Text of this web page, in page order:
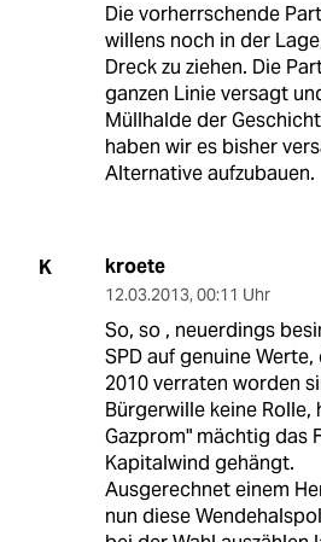
Die vorherrschende
willens noch in der
Dreck zu ziehen. Die
ganzen Linie versagt
Müllhalde der
haben wir es bisher
Alternative aufzubauen.
K kroete
12.03.2013, 00:11 Uhr
So, so , neuerdings
SPD auf genuine
2010 verraten worden
Bürgerwille keine
Gazprom" mächtig das
Kapitalwind gehängt.
Ausgerechnet einem
nun diese